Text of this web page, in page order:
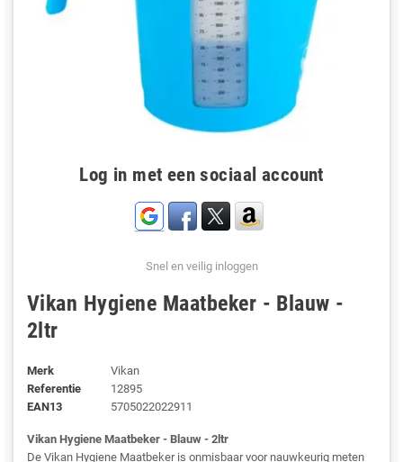
Log in met een sociaal account
Snel en veilig inloggen
Vikan Hygiene Maatbeker - Blauw -
2ltr
Merk
Vikan
Referentie
12895
EAN13
5705022022911
Vikan Hygiene Maatbeker - Blauw - 2ltr
De Vikan Hygiene Maatbeker is onmisbaar voor nauwkeurig meten